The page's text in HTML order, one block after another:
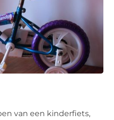
van een kinderfiets,